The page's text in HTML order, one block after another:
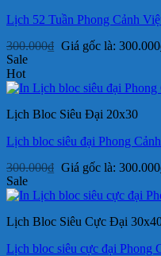
Lịch 52 Tuần Phong Cảnh
300.000₫ Giá gốc là:
Sale
Hot
Lịch Bloc Siêu Đại 20x30
Lịch bloc siêu đại Phong
300.000₫ Giá gốc là:
Sale
Lịch Bloc Siêu Cực Đại
Lịch bloc siêu cực đại Phong